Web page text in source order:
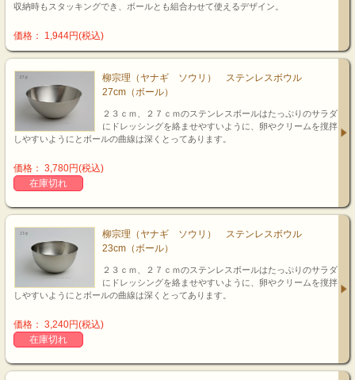
収納時もスタッキングでき、ボールとも組合わせて使えるデザイン。
価格： 1,944円(税込)
柳宗理（ヤナギ ソウリ） ステンレスボウル
27cm（ボール）
２３ｃｍ、２７ｃｍのステンレスボールはたっぷりのサラダ
にドレッシングを絡ませやすいように、卵やクリームを撹拌
しやすいようにとボールの曲線は深くとってあります。
価格： 3,780円(税込)
在庫切れ
柳宗理（ヤナギ ソウリ） ステンレスボウル
23cm（ボール）
２３ｃｍ、２７ｃｍのステンレスボールはたっぷりのサラダ
にドレッシングを絡ませやすいように、卵やクリームを撹拌
しやすいようにとボールの曲線は深くとってあります。
価格： 3,240円(税込)
在庫切れ